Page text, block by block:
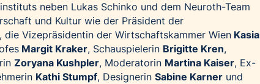
neben Lukas Schinko und dem Neuroth-Team
und Kultur wie der Präsident der
, die Vizepräsidentin der Wirtschaftskammer Wien Kasia
Margit Kraker, Schauspielerin Brigitte Kren,
Zoryana Kushpler, Moderatorin Martina Kaiser, Ex-
Kathi Stumpf, Designerin Sabine Karner und